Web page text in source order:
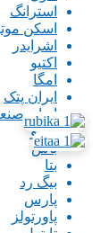
استرانگ
اسکن
اشرایدر
اکتیو
امگا
ایران پتک
ایران
اینگو
باس
بتا
بیگ رد
پارس
پاورتولز